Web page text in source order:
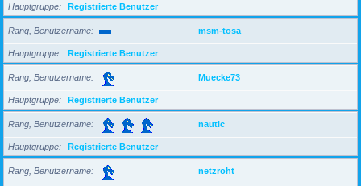
Hauptgruppe Registrierte Benutzer
Rang, Benutzername msm-tosa
Hauptgruppe Registrierte Benutzer
Rang, Benutzername Muecke73
Hauptgruppe Registrierte Benutzer
Rang, Benutzername nautic
Hauptgruppe Registrierte Benutzer
Rang, Benutzername netzroht